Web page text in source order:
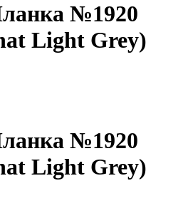
№1920
Light Grey)
№1920
Light Grey)